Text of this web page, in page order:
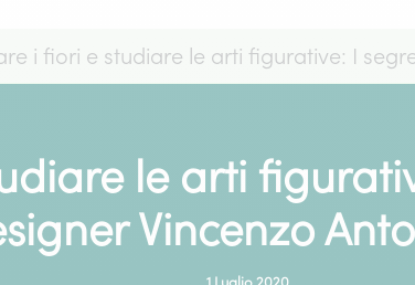
i fiori e studiare le arti figurative: I
le arti
Vincenzo